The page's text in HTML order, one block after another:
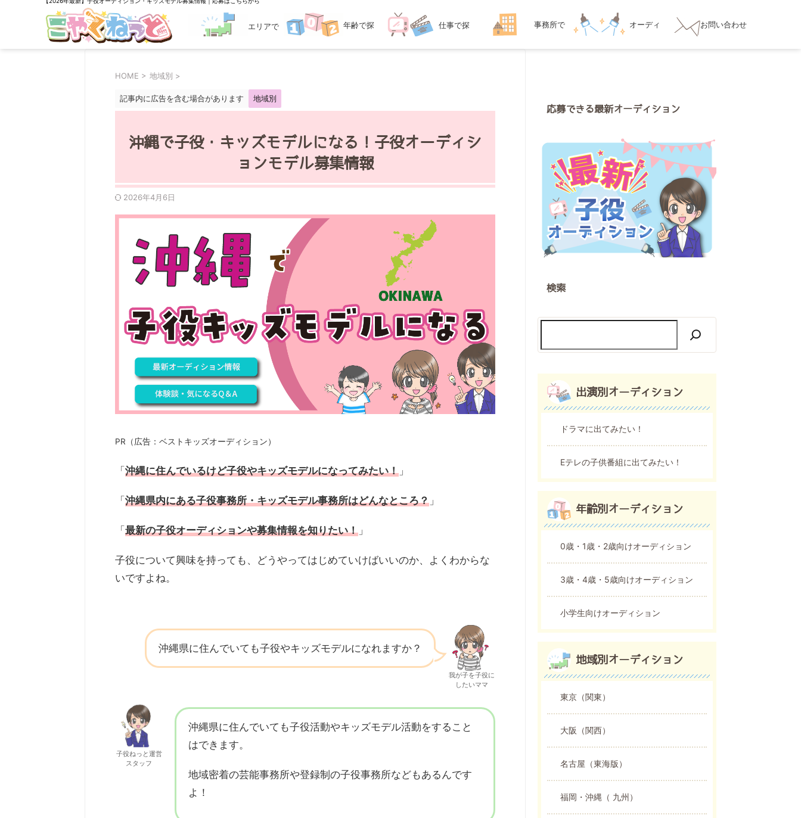
エリアで
探す
年齢で探
す
仕事で探
す
事務所で
探す
オーディ
ション対策
お問い合わせ
HOME > 地域別 >
記事内に広告を含む場合があります 地域別
沖縄で子役・キッズモデルになる！子役オーディシ
ョンモデル募集情報
2026年4月6日
PR（広告：ベストキッズオーディション）
「 沖縄に住んでいるけど子役やキッズモデルになってみたい！ 」
「 沖縄県内にある子役事務所・キッズモデル事務所はどんなところ？ 」
「 最新の子役オーディションや募集情報を知りたい！ 」
子役について興味を持っても、どうやってはじめていけばいいのか、よくわからな
いですよね。
沖縄県に住んでいても子役やキッズモデルになれますか？
我が子を子役に
したいママ
子役ねっと運営
スタッフ
沖縄県に住んでいても子役活動やキッズモデル活動をすること
はできます。
地域密着の芸能事務所や登録制の子役事務所などもあるんです
よ！
応募できる最新オーディション
検索
出演別オーディション
ドラマに出てみたい！
Eテレの子供番組に出てみたい！
年齢別オーディション
0歳・1歳・2歳向けオーディション
3歳・4歳・5歳向けオーディション
小学生向けオーディション
地域別オーディション
東京（関東）
大阪（関西）
名古屋（東海版）
福岡・沖縄（ 九州）